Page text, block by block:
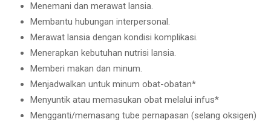
Menemani dan merawat lansia.
Membantu hubungan interpersonal.
Merawat lansia dengan kondisi komplikasi.
Menerapkan kebutuhan nutrisi lansia.
Memberi makan dan minum.
Menjadwalkan untuk minum obat-obatan*
Menyuntik atau memasukan obat melalui infus*
Mengganti/memasang tube pernapasan (selang oksigen)